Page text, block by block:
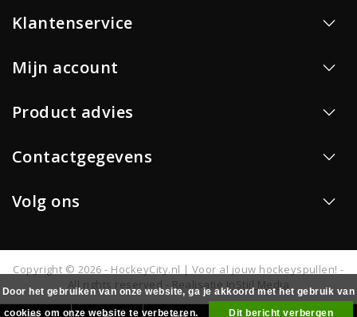
Klantenservice
Mijn account
Product advies
Contactgegevens
Volg ons
Copyright © 2026 - HockeyCity.nl | Voor al jouw hockeyspullen! -
All rights reserved - Realisatie InStijl Media
Door het gebruiken van onze website, ga je akkoord met het gebruik van
cookies om onze website te verbeteren.
Dit bericht verbergen